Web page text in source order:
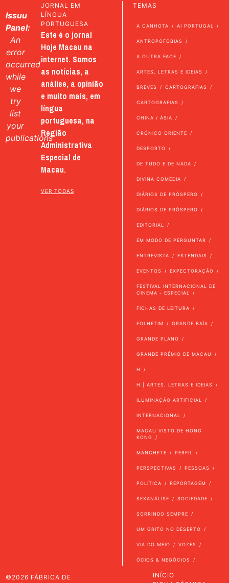
Issuu
Panel:
An
error
occurred
while
we
try
list
your
publications
JORNAL EM
LÍNGUA
PORTUGUESA
Este é o jornal
Hoje Macau na
internet. Somos
as notícias, a
análise, a opinião
e muito mais, em
língua
portuguesa, na
Região
Administrativa
Especial de
Macau.
VER TODAS
TEMAS
A CANHOTA AI PORTUGAL
ANTROPOFOBIAS
A OUTRA FACE
ARTES, LETRAS E IDEIAS
BREVES CARTOGRAFIAS
CARTOGRAFIAS
CHINA / ÁSIA
CRÓNICO ORIENTE
DESPORTO
DE TUDO E DE NADA
DIVINA COMÉDIA
DIÁRIOS DE PRÓSPERO
DIÁRIOS DE PRÓSPERO
EDITORIAL
EM MODO DE PERGUNTAR
ENTREVISTA ESTENDAIS
EVENTOS EXPECTORAÇÃO
FESTIVAL INTERNACIONAL DE
CINEMA - ESPECIAL
FICHAS DE LEITURA
FOLHETIM GRANDE BAÍA
GRANDE PLANO
GRANDE PRÉMIO DE MACAU
H
H | ARTES, LETRAS E IDEIAS
ILUMINAÇÃO ARTIFICIAL
INTERNACIONAL
MACAU VISTO DE HONG
KONG
MANCHETE PERFIL
PERSPECTIVAS PESSOAS
POLÍTICA REPORTAGEM
SEXANÁLISE SOCIEDADE
SORRINDO SEMPRE
UM GRITO NO DESERTO
VIA DO MEIO VOZES
ÓCIOS & NEGÓCIOS
©2026 FÁBRICA DE
INÍCIO